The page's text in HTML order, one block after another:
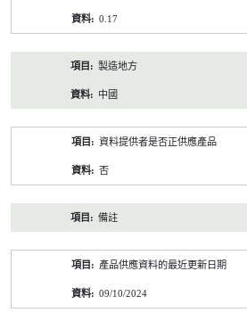
0.17
製造地方
中國
資料提供者是否正供應產品
否
備註
產品供應資料的最近更新日期
09/10/2024